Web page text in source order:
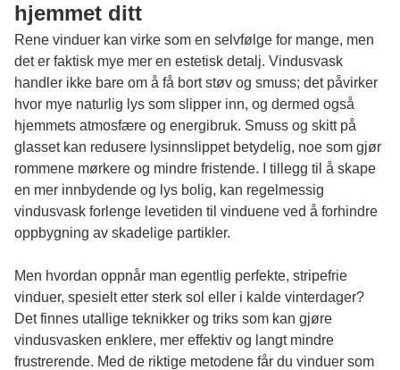
hjemmet ditt
Rene vinduer kan virke som en selvfølge for mange, men
det er faktisk mye mer en estetisk detalj. Vindusvask
handler ikke bare om å få bort støv og smuss; det påvirker
hvor mye naturlig lys som slipper inn, og dermed også
hjemmets atmosfære og energibruk. Smuss og skitt på
glasset kan redusere lysinnslippet betydelig, noe som gjør
rommene mørkere og mindre fristende. I tillegg til å skape
en mer innbydende og lys bolig, kan regelmessig
vindusvask forlenge levetiden til vinduene ved å forhindre
oppbygning av skadelige partikler.
Men hvordan oppnår man egentlig perfekte, stripefrie
vinduer, spesielt etter sterk sol eller i kalde vinterdager?
Det finnes utallige teknikker og triks som kan gjøre
vindusvasken enklere, mer effektiv og langt mindre
frustrerende. Med de riktige metodene får du vinduer som